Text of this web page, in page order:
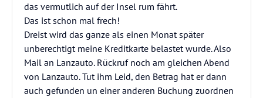
das vermutlich auf der Insel rum fährt.
Das ist schon mal frech!
Dreist wird das ganze als einen Monat später
unberechtigt meine Kreditkarte belastet wurde. Also
Mail an Lanzauto. Rückruf noch am gleichen Abend
von Lanzauto. Tut ihm Leid, den Betrag hat er dann
auch gefunden un einer anderen Buchung zuordnen